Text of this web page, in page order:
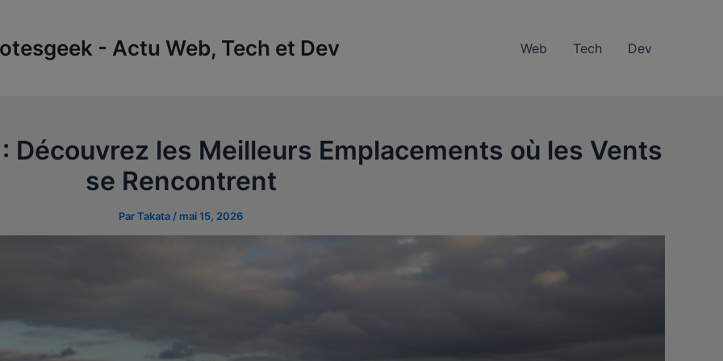
- Actu Web, Tech et Dev Web Tech Dev
Découvrez les Meilleurs Emplacements où les Vents
se Rencontrent
ParTakata / mai 15, 2026